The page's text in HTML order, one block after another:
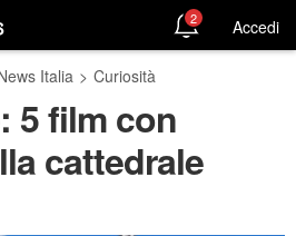
2 Accedi
Italia > Curiosità
5 film con
cattedrale